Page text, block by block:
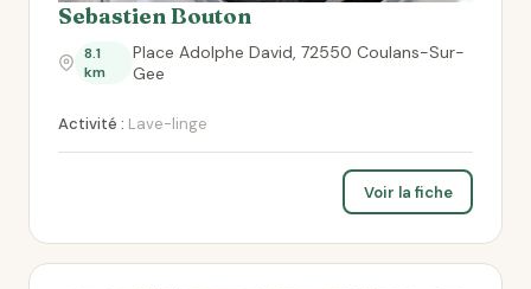
Sebastien Bouton
8.1
km
Place Adolphe David, 72550 Coulans-Sur-
Gee
Activité : Lave-linge
Voir la fiche